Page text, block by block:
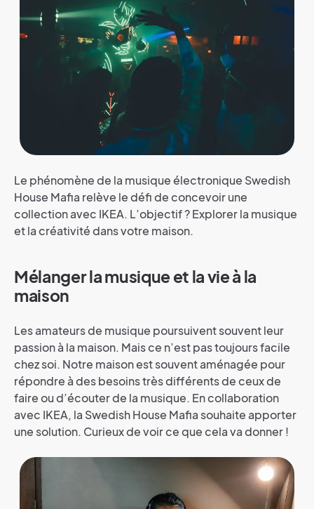
Le phénomène de la musique électronique Swedish
House Mafia relève le défi de concevoir une
collection avec IKEA. L’objectif ? Explorer la musique
et la créativité dans votre maison.
Mélanger la musique et la vie à la
maison
Les amateurs de musique poursuivent souvent leur
passion à la maison. Mais ce n’est pas toujours facile
chez soi. Notre maison est souvent aménagée pour
répondre à des besoins très différents de ceux de
faire ou d’écouter de la musique. En collaboration
avec IKEA, la Swedish House Mafia souhaite apporter
une solution. Curieux de voir ce que cela va donner !